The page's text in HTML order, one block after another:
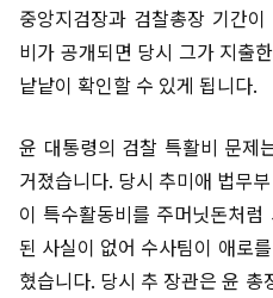
중앙지검장과 검찰총장 기간
비가 공개되면 당시 그가 지출
낱낱이 확인할 수 있게 됩니다.
윤 대통령의 검찰 특활비 문제
거졌습니다. 당시 추미애 법무
이 특수활동비를 주머닛돈처
된 사실이 없어 수사팀이 애로
혔습니다. 당시 추 장관은 윤